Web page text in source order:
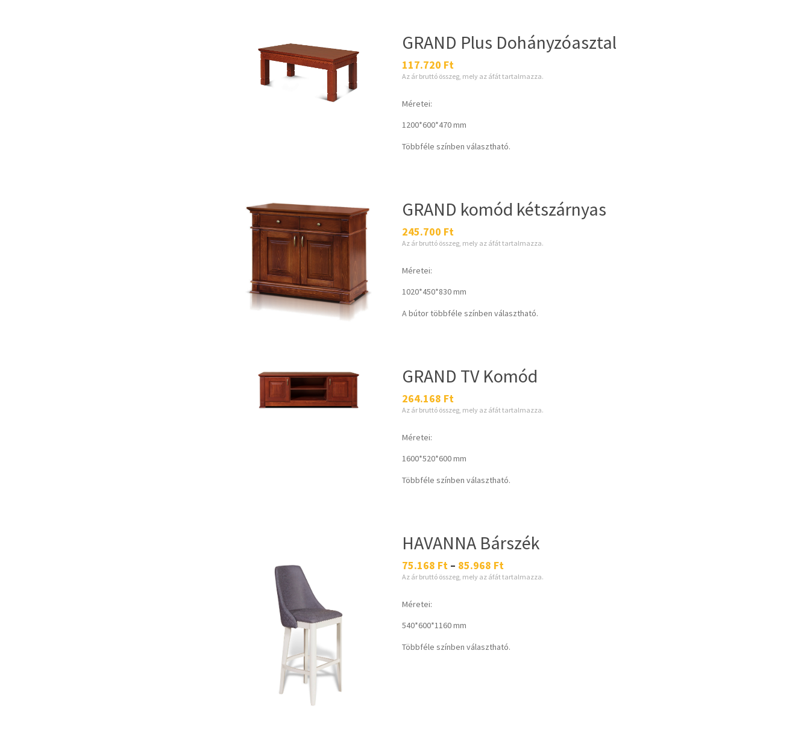
GRAND Plus Dohányzóasztal
117.720 Ft
Az ár bruttó összeg, mely az áfát tartalmazza.
Méretei:
1200*600*470 mm
Többféle színben választható.
GRAND komód kétszárnyas
245.700 Ft
Az ár bruttó összeg, mely az áfát tartalmazza.
Méretei:
1020*450*830 mm
A bútor többféle színben választható.
GRAND TV Komód
264.168 Ft
Az ár bruttó összeg, mely az áfát tartalmazza.
Méretei:
1600*520*600 mm
Többféle színben választható.
HAVANNA Bárszék
75.168 Ft – 85.968 Ft
Az ár bruttó összeg, mely az áfát tartalmazza.
Méretei:
540*600*1160 mm
Többféle színben választható.